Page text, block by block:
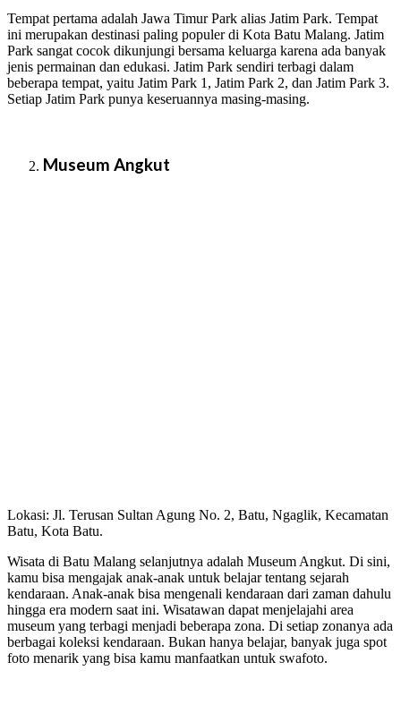
Tempat pertama adalah Jawa Timur Park alias Jatim Park. Tempat
ini merupakan destinasi paling populer di Kota Batu Malang. Jatim
Park sangat cocok dikunjungi bersama keluarga karena ada banyak
jenis permainan dan edukasi. Jatim Park sendiri terbagi dalam
beberapa tempat, yaitu Jatim Park 1, Jatim Park 2, dan Jatim Park 3.
Setiap Jatim Park punya keseruannya masing-masing.
Museum Angkut
Lokasi: Jl. Terusan Sultan Agung No. 2, Batu, Ngaglik, Kecamatan
Batu, Kota Batu.
Wisata di Batu Malang selanjutnya adalah Museum Angkut. Di sini,
kamu bisa mengajak anak-anak untuk belajar tentang sejarah
kendaraan. Anak-anak bisa mengenali kendaraan dari zaman dahulu
hingga era modern saat ini. Wisatawan dapat menjelajahi area
museum yang terbagi menjadi beberapa zona. Di setiap zonanya ada
berbagai koleksi kendaraan. Bukan hanya belajar, banyak juga spot
foto menarik yang bisa kamu manfaatkan untuk swafoto.